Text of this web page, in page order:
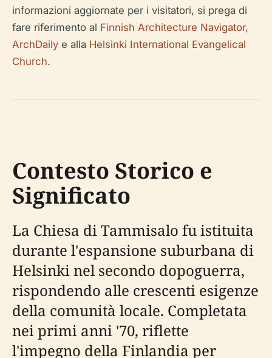
informazioni aggiornate per i visitatori, si prega di
fare riferimento al Finnish Architecture Navigator,
ArchDaily e alla Helsinki International Evangelical
Church.
Contesto Storico e
Significato
La Chiesa di Tammisalo fu istituita
durante l'espansione suburbana di
Helsinki nel secondo dopoguerra,
rispondendo alle crescenti esigenze
della comunità locale. Completata
nei primi anni '70, riflette
l'impegno della Finlandia per